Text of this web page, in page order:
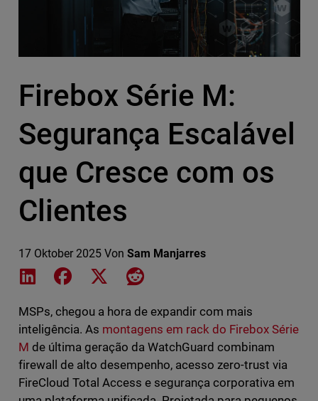
Firebox Série M:
Segurança Escalável
que Cresce com os
Clientes
17 Oktober 2025 Von Sam Manjarres
Share on LinkedIn
Share on Facebook
Share on XShare on Reddit
MSPs, chegou a hora de expandir com mais
inteligência. As montagens em rack do Firebox Série
M de última geração da WatchGuard combinam
firewall de alto desempenho, acesso zero-trust via
FireCloud Total Access e segurança corporativa em